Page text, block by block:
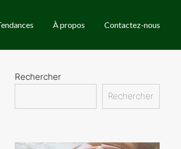
À propos Contactez-nous
Rechercher
Rechercher